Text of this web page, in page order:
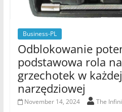
Business-PL
Odblokowanie
podstawowa rola
grzechotek w
narzędziowej
November 14, 2024 The